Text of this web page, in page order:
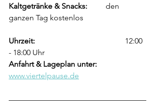
den
ganzen Tag kostenlos
Uhrzeit:
- 18:00 Uhr
Anfahrt & Lageplan unter:
www.viertelpause.de